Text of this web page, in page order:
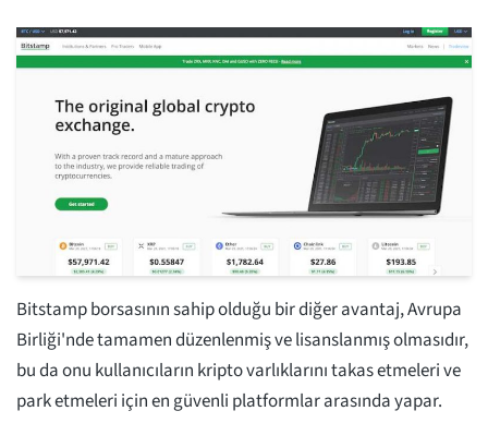
Bitstamp borsasının sahip olduğu bir diğer avantaj, Avrupa
Birliği'nde tamamen düzenlenmiş ve lisanslanmış olmasıdır,
bu da onu kullanıcıların kripto varlıklarını takas etmeleri ve
park etmeleri için en güvenli platformlar arasında yapar.